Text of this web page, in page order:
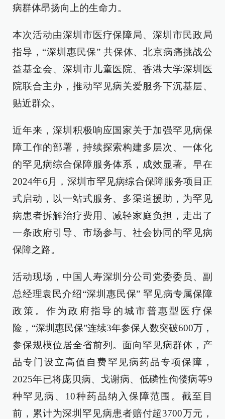
病群体昂扬向上的生命力。
本次活动由深圳市医疗保障局、深圳市民政局
指导，“深圳惠民保” 共保体、北京病痛挑战公
益基金会、深圳市儿童医院、香港大学深圳医
院联合主办，推动罕见病关爱服务下沉基层、
贴近群众。
近年来，深圳积极响应国家关于加强罕见病保
障工作的部署，持续探索构建多层次、一体化
的罕见病综合保障服务体系，成效显著。早在
2024年6月，深圳市罕见病综合保障服务项目正
式启动，以一站式服务、多渠道援助，为罕见
病患者拆解治疗费用、减轻家庭负担，走出了
一条政府引导、市场参与、社会协同的罕见病
保障之路。
活动现场，中国人寿深圳分公司党委委员、副
总经理袁民介绍“深圳惠民保” 罕见病专属保障
政策。作为政府指导的城市普惠型医疗保
险，“深圳惠民保”连续3年参保人数突破600万，
参保规模位居全省前列。面向罕见病群体，产
品专门设立高值自费罕见病药品专项保障，
2025年已将庞贝病、戈谢病、低磷性佝偻病等9
种罕见病、10种药品纳入保障范围。截至目
前，累计为深圳罕见病患者赔付超3700万元，